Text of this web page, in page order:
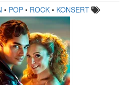
• POP• ROCK• KONSERT